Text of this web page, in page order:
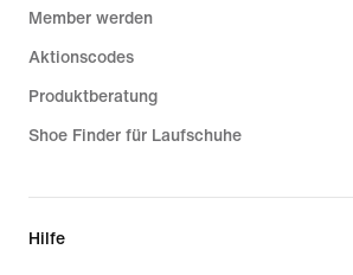
Member werden
Aktionscodes
Produktberatung
Shoe Finder für Laufschuhe
Hilfe